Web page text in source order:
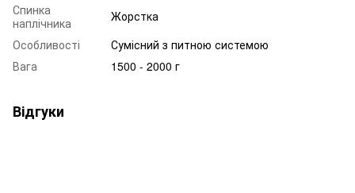
Спинка
наплічника
Жорстка
Особливості
Сумісний з питною системою
Вага
1500 - 2000 г
Відгуки